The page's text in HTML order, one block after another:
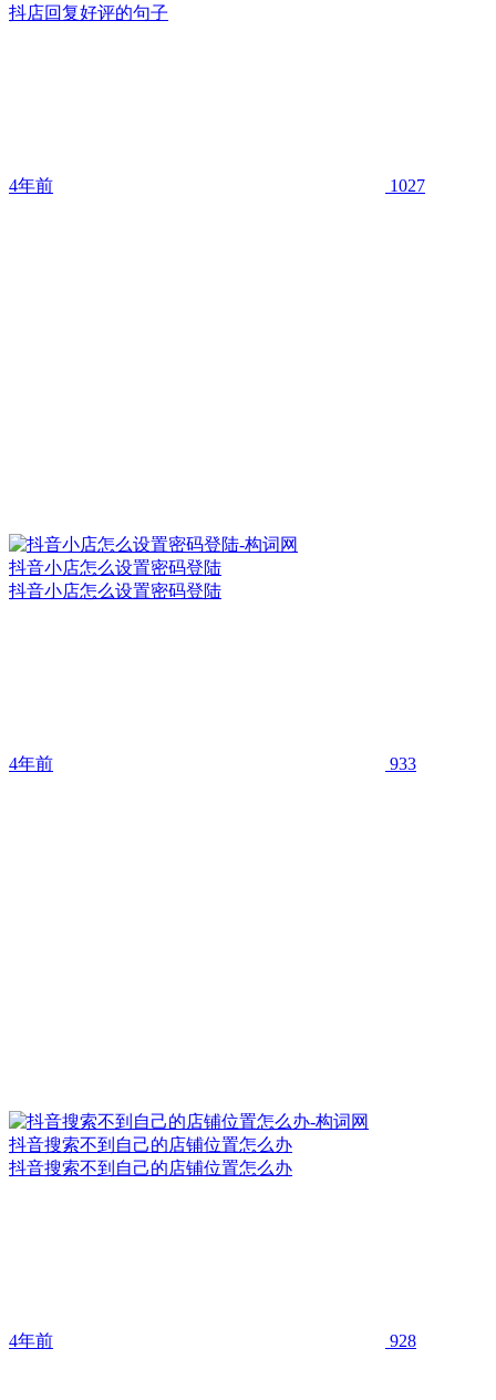
抖店回复好评的句子
4年前 1027
抖音小店怎么设置密码登陆
抖音小店怎么设置密码登陆
4年前 933
抖音搜索不到自己的店铺位置怎么办
抖音搜索不到自己的店铺位置怎么办
4年前 928